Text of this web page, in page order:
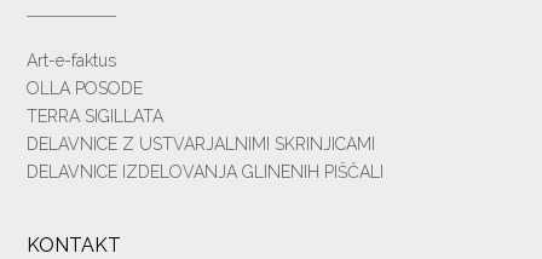
Art-e-faktus
OLLA POSODE
TERRA SIGILLATA
DELAVNICE Z USTVARJALNIMI SKRINJICAMI
DELAVNICE IZDELOVANJA GLINENIH PIŠČALI
KONTAKT